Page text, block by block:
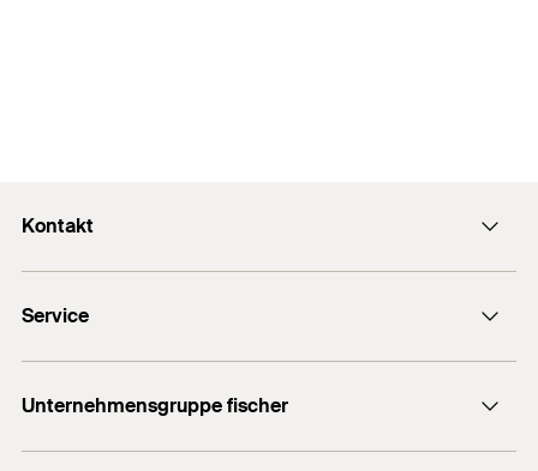
Kontakt
Presse
Newsletter
Technische Hotline (Whatsapp)
Service
Informationsmaterial
Unternehmensgruppe fischer